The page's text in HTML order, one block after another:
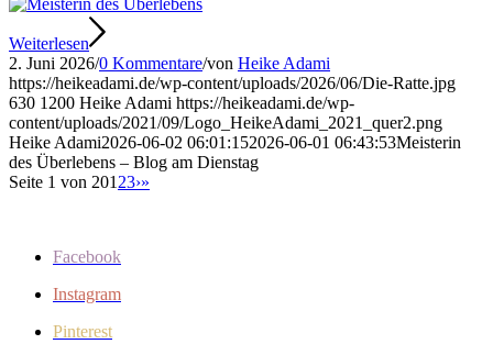
Weiterlesen
2. Juni 2026/0 Kommentare/von Heike Adami
https://heikeadami.de/wp-content/uploads/2026/06/Die-Ratte.jpg
630 1200 Heike Adami https://heikeadami.de/wp-
content/uploads/2021/09/Logo_HeikeAdami_2021_quer2.png
Heike Adami2026-06-02 06:01:152026-06-01 06:43:53Meisterin
des Überlebens – Blog am Dienstag
Seite 1 von 201 23›»
Facebook
Instagram
Pinterest